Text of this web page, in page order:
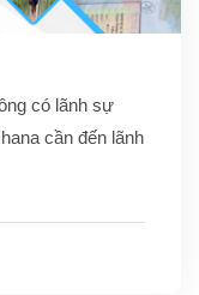
có lãnh sự
cần đến lãnh